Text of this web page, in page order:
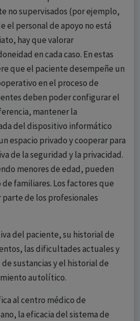
no supervisados (por ejemplo,
el personal de apoyo no está
hay que valorar
en cada caso. En estas
que el paciente desempeñe un
en el proceso de
deben poder configurar el
mantener la
del dispositivo informático
espacio privado y cooperar para
de la seguridad y la privacidad.
menores de edad, pueden
familiares. Los factores que
de los profesionales
del paciente, su historial de
las dificultades actuales y
de sustancias y el historial de
autolítico.
al centro médico de
la eficacia del sistema de